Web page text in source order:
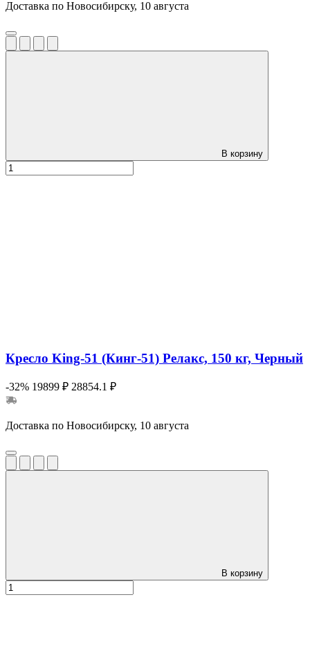
Доставка по Новосибирску, 10 августа
В корзину
Кресло King-51 (Кинг-51) Релакс, 150 кг, Черный
-32% 19899 ₽ 28854.1 ₽
Доставка по Новосибирску, 10 августа
В корзину